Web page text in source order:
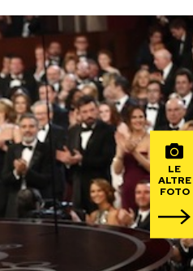
LE
ALTRE
FOTO